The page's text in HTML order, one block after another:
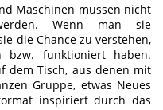
Maschinen müssen nicht
Wenn man sie
die Chance zu verstehen,
bzw. funktioniert haben.
dem Tisch, aus denen mit
Gruppe, etwas Neues
inspiriert durch das